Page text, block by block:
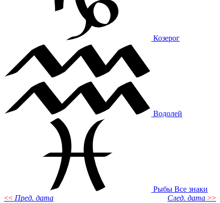
Козерог
Водолей
Рыбы Все знаки
<< Пред. дата След. дата >>